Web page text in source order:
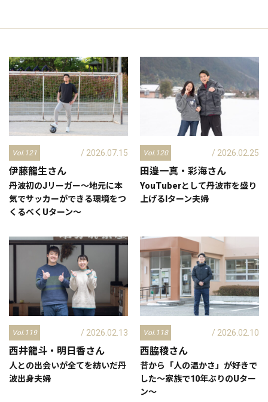
Vol.121
伊藤龍生さん
/ 2026.07.15
丹波初のJリーガー～地元に本
気でサッカーができる環境をつ
くるべくUターン～
Vol.120
田邉一真・彩海さん
/ 2026.02.25
YouTuberとして丹波市を盛り
上げるIターン夫婦
Vol.119
西井龍斗・明日香さん
/ 2026.02.13
人との出会いが全てを紡いだ丹
波出身夫婦
Vol.118
西脇稜さん
/ 2026.02.10
昔から「人の温かさ」が好きで
した～家族で10年ぶりのUター
ン～